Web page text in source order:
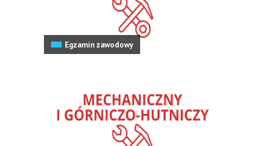
Egzamin zawodowy